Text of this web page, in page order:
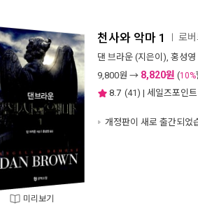
미리보기
천사와 악마 1 로
댄 브라운 (지은이), 홍성영
9,800원 → 8,820원 (10%
8.7 (41) | 세일즈포인
개정판이 새로 출간되었